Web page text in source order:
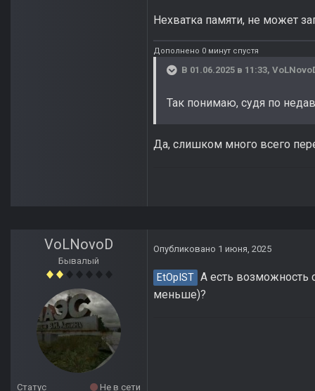
Нехватка памяти, не может
Дополнено 0 минут спустя
В 01.06.2025 в 11:33,
Так понимаю, судя по
Да, слишком много всего
VoLNovoD
Бывалый
Статус
Не в сети
Опубликовано 1 июня, 2025
EtOpIST А есть возможность
меньше)?